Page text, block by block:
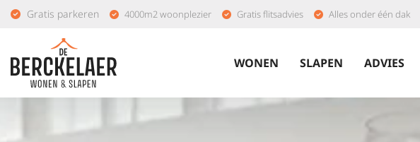
Gratis parkeren 4000m2 woonplezier Gratis flitsadvies Alles onder één dak
WONEN SLAPEN ADVIES